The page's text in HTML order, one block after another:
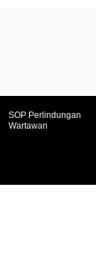
SOP Perlindungan
Wartawan